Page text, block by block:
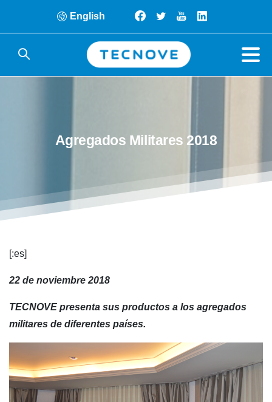
English
Agregados Militares 2018
[:es]
22 de noviembre 2018
TECNOVE presenta sus productos a los agregados
militares de diferentes países.